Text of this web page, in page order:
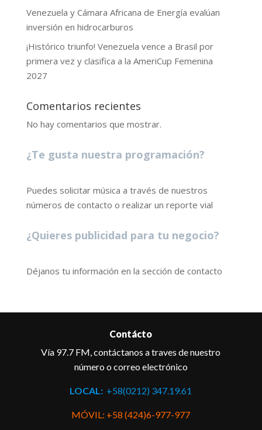
Venezuela y Cámara Africana de Energía evalúan
inversión en hidrocarburos
¡Histórico triunfo! Venezuela vence a Brasil por
primera vez y clasifica a la AmeriCup Femenina
2027
Comentarios recientes
No hay comentarios que mostrar.
¿Te gusta nuestra programación?
Puedes solicitar música a través de nuestros
números de contacto o realizar un reporte vial
¿Quieres publicidad para tu negocio?
Déjanos tu información en la sección de contacto
Contácto
Vía 97.7 FM, contáctanos a traves de nuestro
número o correo electrónico
LOCAL: +58(0212) 347.19.61
MÓVIL: +58 (424)6-977-977